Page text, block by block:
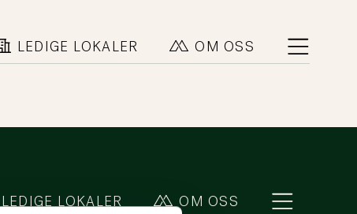
LEDIGE LOKALER OM OSS
LEDIGE LOKALER OM OSS